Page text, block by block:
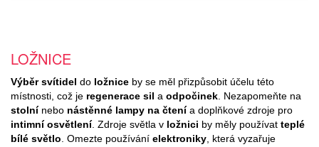
LOŽNICE
Výběr svítidel do ložnice by se měl přizpůsobit účelu této
místnosti, což je regenerace sil a odpočinek . Nezapomeňte na
stolnínebo nástěnné lampy na čtenía doplňkové zdroje pro
intimní osvětlení. Zdroje světla v ložnici by měly používat teplé
bílé světlo . Omezte používání elektroniky , která vyzařuje